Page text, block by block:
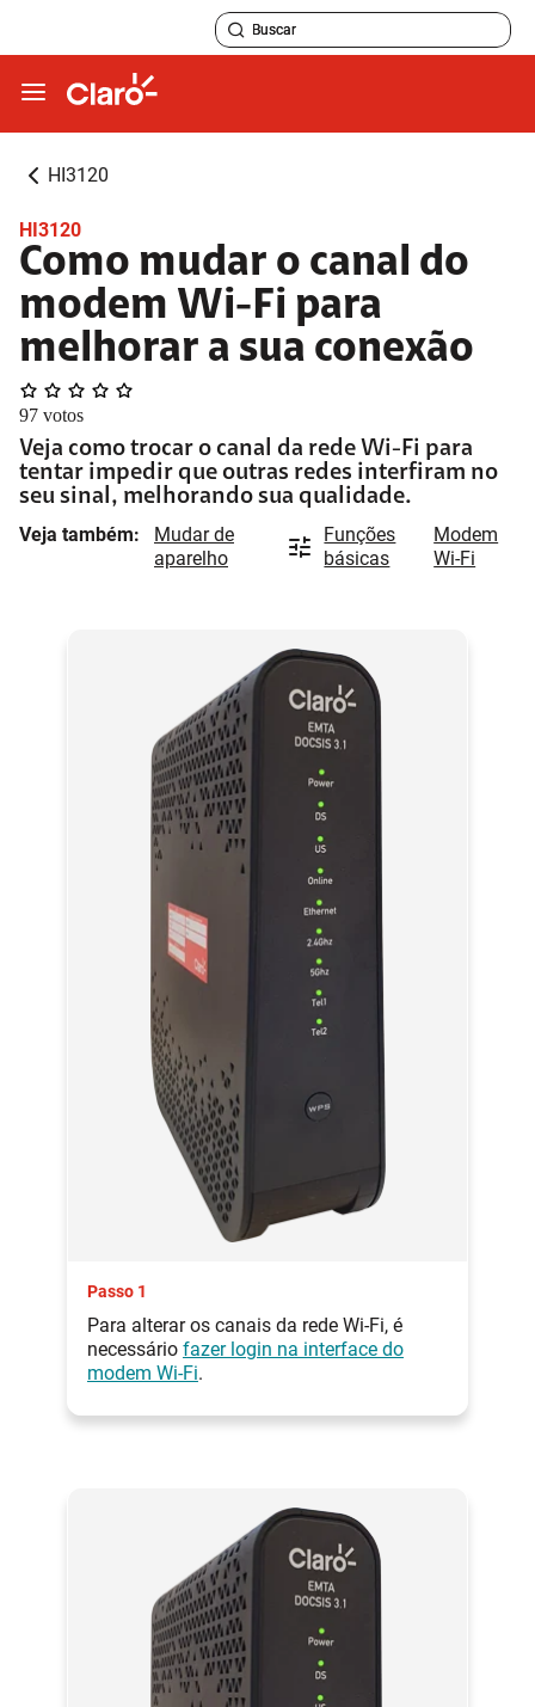
HI3120
HI3120
Como mudar o canal do
modem Wi-Fi para
melhorar a sua conexão
97 votos
Veja como trocar o canal da rede Wi-Fi para
tentar impedir que outras redes interfiram no
seu sinal, melhorando sua qualidade.
Veja também:
Mudar de
aparelho
Funções
básicas
Modem
Wi-Fi
Passo 1
Para alterar os canais da rede Wi-Fi, é
necessário fazer login na interface do
modem Wi-Fi.